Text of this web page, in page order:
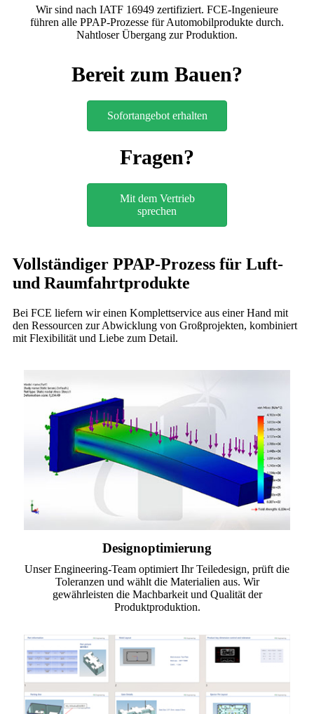
Wir sind nach IATF 16949 zertifiziert. FCE-Ingenieure
führen alle PPAP-Prozesse für Automobilprodukte durch.
Nahtloser Übergang zur Produktion.
Bereit zum Bauen?
Sofortangebot erhalten
Fragen?
Mit dem Vertrieb
sprechen
Vollständiger PPAP-Prozess für Luft-
und Raumfahrtprodukte
Bei FCE liefern wir einen Komplettservice aus einer Hand mit
den Ressourcen zur Abwicklung von Großprojekten, kombiniert
mit Flexibilität und Liebe zum Detail.
Designoptimierung
Unser Engineering-Team optimiert Ihr Teiledesign, prüft die
Toleranzen und wählt die Materialien aus. Wir
gewährleisten die Machbarkeit und Qualität der
Produktproduktion.